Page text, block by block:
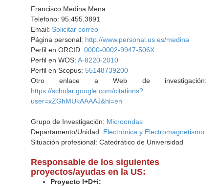
Francisco Medina Mena
Telefono: 95.455.3891
Email: Solicitar correo
Página personal: http://www.personal.us.es/medina
Perfil en ORCID: 0000-0002-9947-506X
Perfil en WOS: A-8220-2010
Perfil en Scopus: 55148739200
Otro enlace a Web de investigación:
https://scholar.google.com/citations?
user=xZGhMUkAAAAJ&hl=en
Grupo de Investigación: Microondas
Departamento/Unidad: Electrónica y Electromagnetismo
Situación profesional: Catedrático de Universidad
Responsable de los siguientes
proyectos/ayudas en la US:
Proyecto I+D+i: